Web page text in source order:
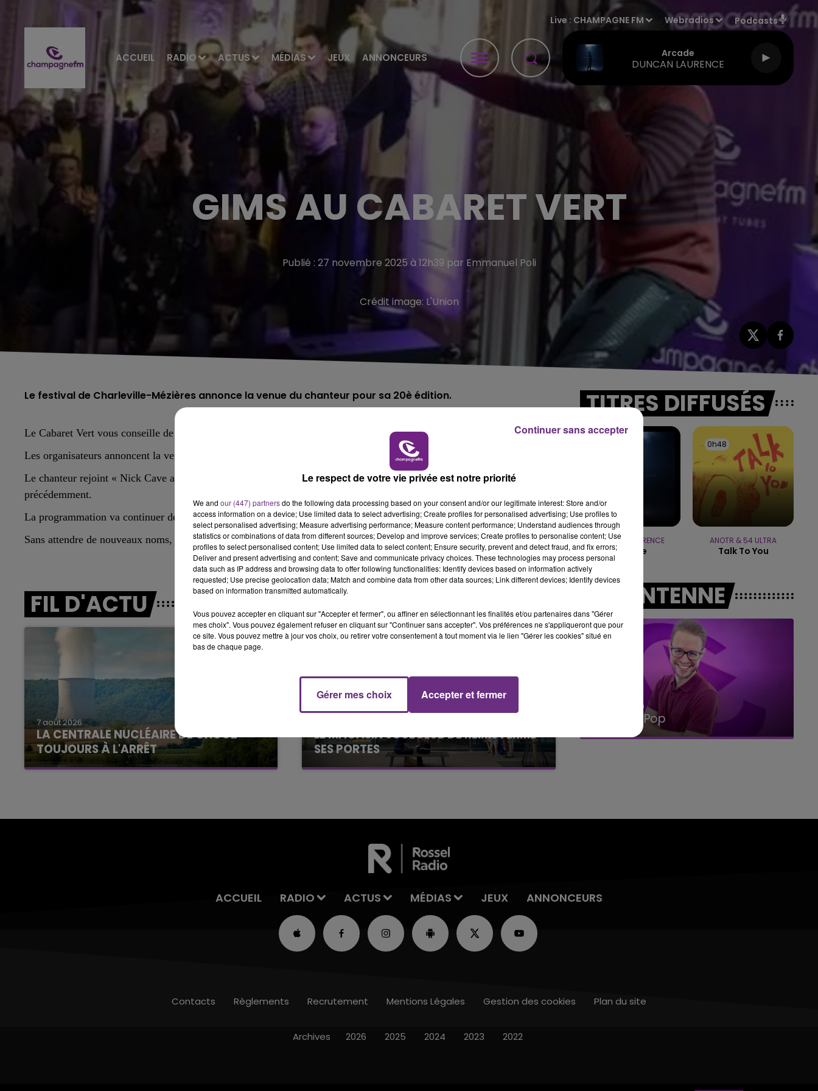
ACCUEIL RADIO ACTUS MÉDIAS JEUX ANNONCEURS
Live : CHAMPAGNE FM Webradios Podcasts
Arcade
DUNCAN LAURENCE
5h00 - 6h00
LE BEST OF DE LA FAMILLE
CHAMPAGNE FM
6h00 - 10h00
LA FAMILLE
10h00 - 14h00
LE TICKET DE CAISSE
GIMS AU CABARET VERT
Publié : 27 novembre 2025 à 12h39 par Emmanuel Poli
Crédit image: L'Union
Le festival de Charleville-Mézières annonce la venue du chanteur pour sa 20è édition.
Le Cabaret Vert vous conseille de venir « Sapés comme jamais » le dimanche 23 août 2026.
Les organisateurs annoncent la venue de Gims pour la 20è édition du festival de Charleville-Mézières.
Le chanteur rejoint « Nick Cave and the Bad Seeds », « Deftones » et « Body Count », dont les noms ont été dévoilés
précédemment.
La programmation va continuer de se dévoiler dans les semaines et mois à venir.
Sans attendre de nouveaux noms, vous pouvez déjà prendre vosplacessi vous le souhaitez.
FIL D'ACTU
7 août 2026
LA CENTRALE NUCLÉAIRE DE CHOOZ
TOUJOURS À L'ARRÊT
Cela fait déjà une semaine que la centrale
LE MAGASIN JOUÉCLUB DE REIMS FERME
SES PORTES
C'était l'une des institutions du centre-ville
TITRES DIFFUSÉS
DUNCAN LAURENCE
Arcade
0h48
0h48
ANOTR & 54 ULTRA
Talk To You
A L'ANTENNE
6h00 - 10h00
La Famille LE TICKET DE CAISSE
14h00 - 15h00
La Radio Pop
ACCUEIL RADIO ACTUS MÉDIAS JEUX ANNONCEURS
Contacts Règlements Recrutement Mentions Légales Gestion des cookies Plan du site
Archives 2026 2025 2024 2023 2022
Le respect de votre vie privée est notre priorité
We and our (447) partnersdo the following data processing based on your consent and/or our legitimate interest: Store and/or
access information on a device; Use limited data to select advertising; Create profiles for personalised advertising; Use profiles to
select personalised advertising; Measure advertising performance; Measure content performance; Understand audiences through
statistics or combinations of data from different sources; Develop and improve services; Create profiles to personalise content; Use
profiles to select personalised content; Use limited data to select content; Ensure security, prevent and detect fraud, and fix errors;
Deliver and present advertising and content; Save and communicate privacy choices. These technologies may process personal
data such as IP address and browsing data to offer following functionalities: Identify devices based on information actively
requested; Use precise geolocation data; Match and combine data from other data sources; Link different devices; Identify devices
based on information transmitted automatically.
Vous pouvez accepter en cliquant sur "Accepter et fermer", ou affiner en sélectionnant les finalités et/ou partenaires dans "Gérer
mes choix". Vous pouvez également refuser en cliquant sur "Continuer sans accepter". Vos préférences ne s'appliqueront que pour
ce site. Vous pouvez mettre à jour vos choix, ou retirer votre consentement à tout moment via le lien "Gérer les cookies" situé en
bas de chaque page.
Gérer mes choix Accepter et fermer
Continuer sans accepter